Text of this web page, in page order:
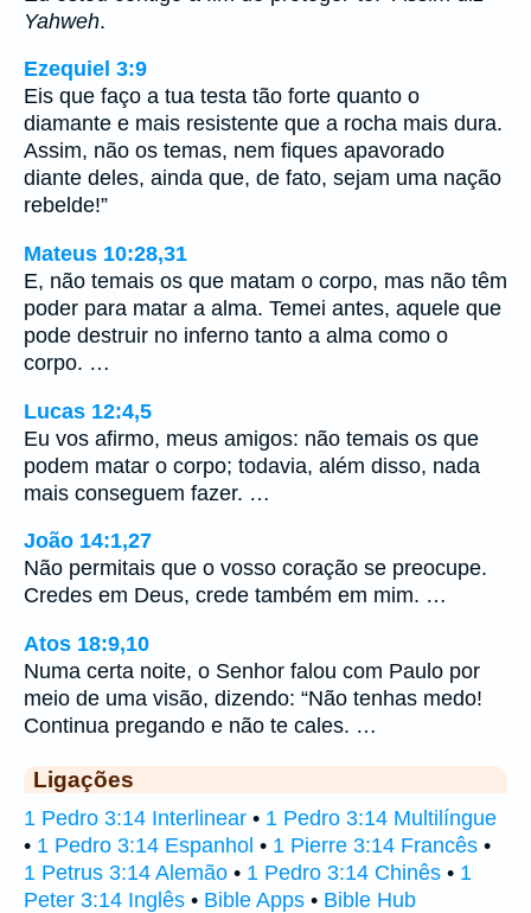
Yahweh.
Ezequiel 3:9
Eis que faço a tua testa tão forte quanto o
diamante e mais resistente que a rocha mais dura.
Assim, não os temas, nem fiques apavorado
diante deles, ainda que, de fato, sejam uma nação
rebelde!”
Mateus 10:28,31
E, não temais os que matam o corpo, mas não têm
poder para matar a alma. Temei antes, aquele que
pode destruir no inferno tanto a alma como o
corpo. …
Lucas 12:4,5
Eu vos afirmo, meus amigos: não temais os que
podem matar o corpo; todavia, além disso, nada
mais conseguem fazer. …
João 14:1,27
Não permitais que o vosso coração se preocupe.
Credes em Deus, crede também em mim. …
Atos 18:9,10
Numa certa noite, o Senhor falou com Paulo por
meio de uma visão, dizendo: “Não tenhas medo!
Continua pregando e não te cales. …
Ligações
1 Pedro 3:14 Interlinear • 1 Pedro 3:14 Multilíngue
• 1 Pedro 3:14 Espanhol • 1 Pierre 3:14 Francês •
1 Petrus 3:14 Alemão • 1 Pedro 3:14 Chinês • 1
Peter 3:14 Inglês • Bible Apps • Bible Hub